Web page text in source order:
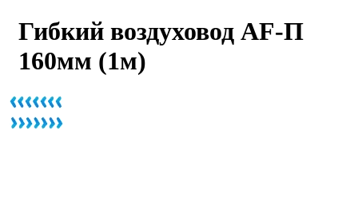
Гибкий воздуховод AF-П
160мм (1м)